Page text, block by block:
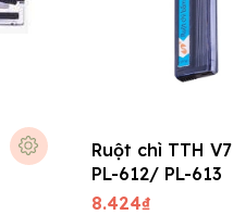
Ruột chì TTH V7
PL-612/ PL-613
8.424₫